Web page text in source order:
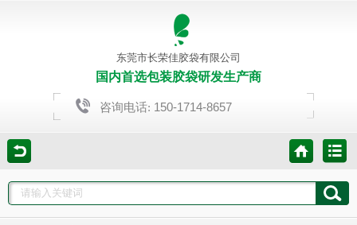
东莞市长荣佳胶袋有限公司
国内首选包装胶袋研发生产商
咨询电话: 150-1714-8657